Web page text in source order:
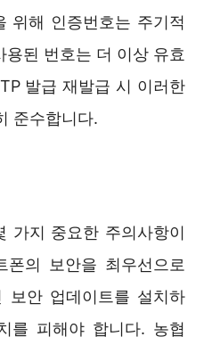
위해 인증번호는 주기적
용된 번호는 더 이상 유효
발급 재발급 시 이러한
준수합니다.
가지 중요한 주의사항이
폰의 보안을 최우선으로
보안 업데이트를 설치하
를 피해야 합니다. 농협